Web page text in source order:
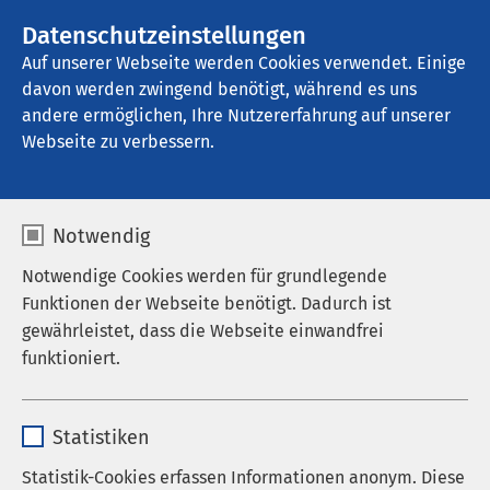
Datenschutzeinstellungen
Auf unserer Webseite werden Cookies verwendet. Einige
davon werden zwingend benötigt, während es uns
andere ermöglichen, Ihre Nutzererfahrung auf unserer
Webseite zu verbessern.
Notwendig
Notwendige Cookies werden für grundlegende
Funktionen der Webseite benötigt. Dadurch ist
gewährleistet, dass die Webseite einwandfrei
funktioniert.
Anbieter sgalinski
Statistiken
Statistik-Cookies erfassen Informationen anonym. Diese
AMEOS Klinikum Eutin
Familiale Pflege